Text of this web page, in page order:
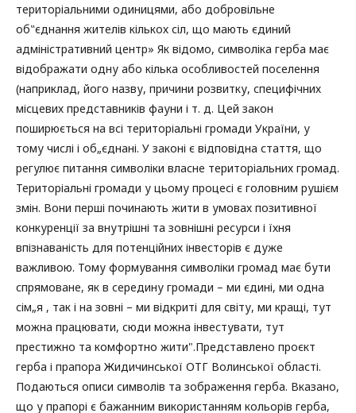
територіальними одиницями, або добровільне
об‟єднання жителів кількох сіл, що мають єдиний
адміністративний центр» Як відомо, символіка герба має
відображати одну або кілька особливостей поселення
(наприклад, його назву, причини розвитку, специфічних
місцевих представників фауни і т. д. Цей закон
поширюється на всі територіальні громади України, у
тому числі і об„єднані. У законі є відповідна стаття, що
регулює питання символіки власне територіальних громад.
Територіальні громади у цьому процесі є головним рушієм
змін. Вони перші починають жити в умовах позитивної
конкуренції за внутрішні та зовнішні ресурси і їхня
впізнаваність для потенційних інвесторів є дуже
важливою. Тому формування символіки громад має бути
спрямоване, як в середину громади – ми єдині, ми одна
сім„я , так і на зовні – ми відкриті для світу, ми кращі, тут
можна працювати, сюди можна інвестувати, тут
престижно та комфортно жити".Представлено проєкт
герба і прапора Жидичинської ОТГ Волинської області.
Подаються описи символів та зображення герба. Вказано,
що у прапорі є бажанним використанням кольорів герба,